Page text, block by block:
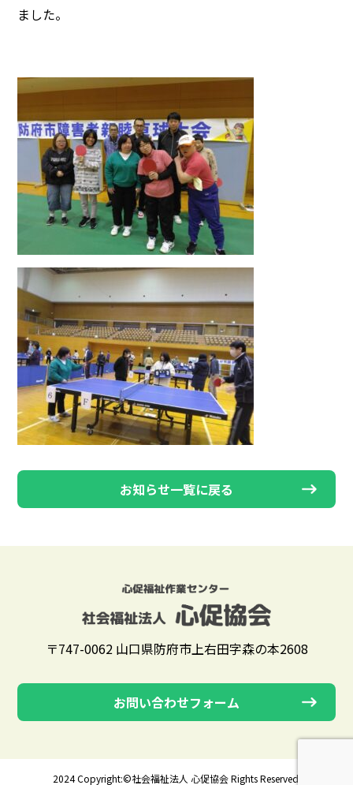
ました。
お知らせ一覧に戻る
〒747-0062 山口県防府市上右田字森の本2608
お問い合わせフォーム
2024 Copyright:©社会福祉法人 心促協会 Rights Reserved.